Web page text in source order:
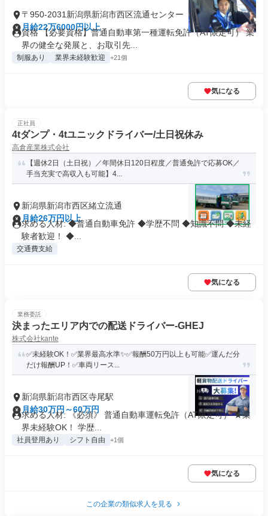
〒950-2031新潟県新潟市西区流通センター
月給22万6000円以上
資格 【必要資格】普通自動車第一種運転免許（AT限定可） 業
界の健全な発展と、お取引先...
制服あり 業界未経験歓迎 +21個
気になる
正社員
4tダンプ・4tユニックドライバー/土日祝休み
高倉産業株式会社
【週休2日（土日祝）／年間休日120日程度／普通免許で応募OK／
手当充実で高収入も可能】4...
新潟県新潟市西区緒立流通
月給26万円以上
求める人材: ◆普通自動車免許 ◆学歴不問 ◆知識不問 ◆未経
験者歓迎！ ◆...
交通費支給
気になる
業務委託
決まったエリア内での配送ドライバー-GHEJ
株式会社kante
✅未経験OK！✅業界最高水準✨✅報酬50万円以上も可能✅運んだ分
だけ報酬UP！✅車両リース...
新潟県新潟市西区寺尾駅
月給30万円～60万円
求める人材: 《必須》 普通自動車運転免許（AT限定可） ★業
界未経験OK！ 学歴...
社員登用あり シフト自由 +1個
気になる
この企業の類似求人を見る